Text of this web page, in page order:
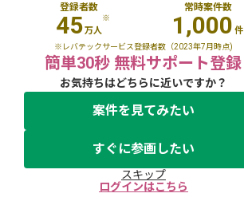
登録者数
45万人
※
常時案件数
1,000 件
※レバテックサービス登録者数（2023年7月時点)
簡単30秒 無料サポート登録
お気持ちはどちらに近いですか？
案件を見てみたい
すぐに参画したい
スキップ
ログインはこちら